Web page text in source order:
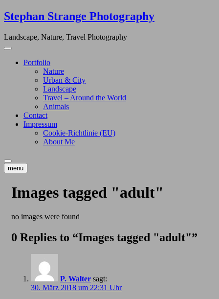
Skip
to
Stephan Strange Photography
Landscape, Nature, Travel Photography
Portfolio
Nature
Urban & City
Landscape
Travel – Around the World
Animals
Contact
Impressum
Cookie-Richtlinie (EU)
About Me
menu
Images tagged "adult"
no images were found
0 Replies to “Images tagged "adult"”
P. Walter sagt:
30. März 2018 um 22:31 Uhr